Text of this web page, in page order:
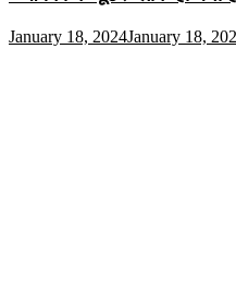
January 18, 2024January 18,